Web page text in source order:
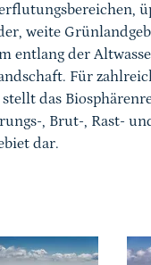
weite
entlang der
Für
das
, Brut-, Rast-
dar.